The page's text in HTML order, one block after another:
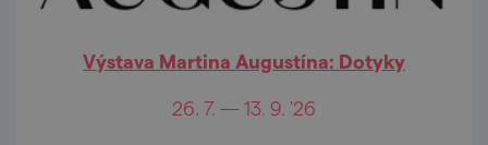
Výstava Martina Augustína: Dotyky
26. 7. — 13. 9. '26